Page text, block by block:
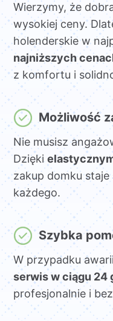
Wierzymy, że
wysokiej ceny.
holenderskie w
najniższych
z komfortu i
Możliwość
Nie musisz
Dzięki
zakup domku
każdego.
Szybka
W przypadku
serwis w ciągu 24
profesjonalnie i